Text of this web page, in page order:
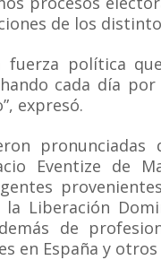
de los
fuerza política
cada día
expresó.
Eventize de
Liberación
de
en España y otros